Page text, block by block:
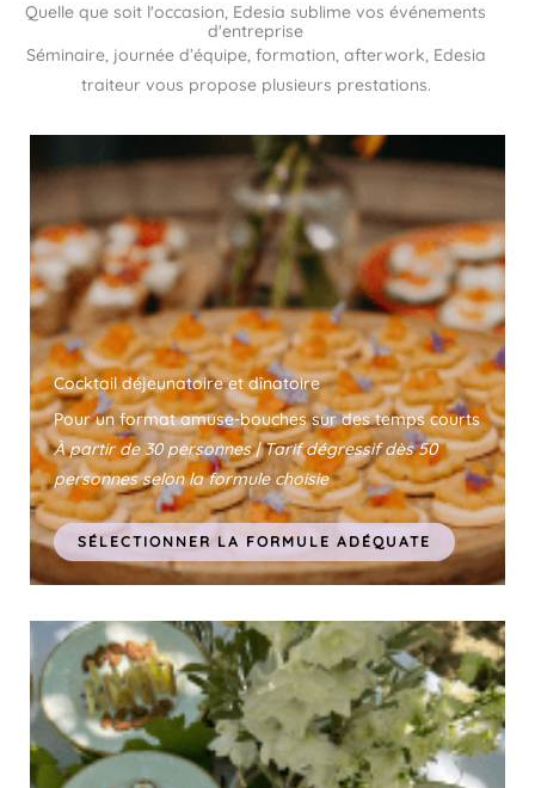
r
5
Quelle que soit l'occasion, Edesia sublime vos événements
d'entreprise
Séminaire, journée d’équipe, formation, afterwork, Edesia
traiteur vous propose plusieurs prestations.
Cocktail déjeunatoire et dînatoire
Pour un format amuse-bouches sur des temps courts
À partir de 30 personnes | Tarif dégressif dès 50
personnes selon la formule choisie
SÉLECTIONNER LA FORMULE ADÉQUATE